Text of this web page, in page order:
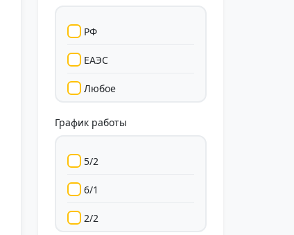
РФ
ЕАЭС
Любое
График работы
5/2
6/1
2/2